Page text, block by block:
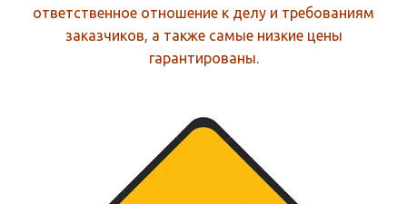
ответственное отношение к делу и требованиям
заказчиков, а также самые низкие цены
гарантированы.